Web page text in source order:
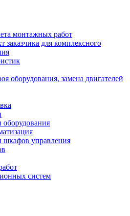
монтажных работ
заказчика для комплексного
оборудования, замена двигателей
шкафов управления
систем